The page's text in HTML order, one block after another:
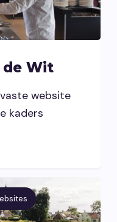
de Wit
website
kaders